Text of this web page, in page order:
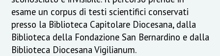
esame un corpus di testi scientifici conservati
presso la Biblioteca Capitolare Diocesana, dalla
Biblioteca della Fondazione San Bernardino e dalla
Biblioteca Diocesana Vigilianum.